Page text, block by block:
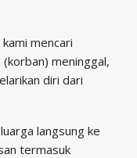
mencari
meninggal,
diri dari
langsung ke
termasuk